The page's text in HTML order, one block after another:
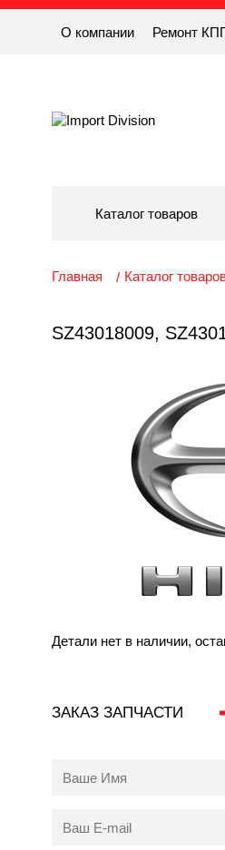
О компании Ремонт
Каталог товаров
Главная Каталог
SZ43018009,
Детали нет в наличии,
ЗАКАЗ ЗАПЧАСТИ